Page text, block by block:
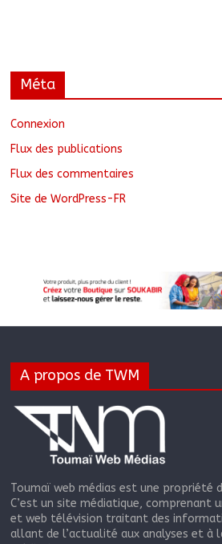
Méta
Connexion
Flux des publications
Flux des commentaires
Site de WordPress-FR
A propos de TWM
Toumaï web médias est une propriété
C’est un site médiatique, comprenant
et web télévision traitant des
allant de l’actualité aux analyses et à